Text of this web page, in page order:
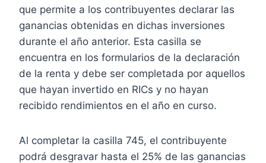
que permite a los contribuyentes declarar las
ganancias obtenidas en dichas inversiones
durante el año anterior. Esta casilla se
encuentra en los formularios de la declaración
de la renta y debe ser completada por aquellos
que hayan invertido en RICs y no hayan
recibido rendimientos en el año en curso.
Al completar la casilla 745, el contribuyente
podrá desgravar hasta el 25% de las ganancias